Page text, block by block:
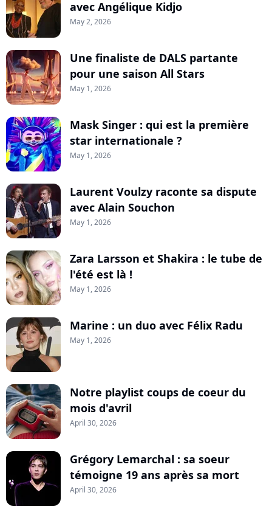
avec Angélique Kidjo
May 2, 2026
Une finaliste de DALS partante
pour une saison All Stars
May 1, 2026
Mask Singer : qui est la première
star internationale ?
May 1, 2026
Laurent Voulzy raconte sa dispute
avec Alain Souchon
May 1, 2026
Zara Larsson et Shakira : le tube de
l'été est là !
May 1, 2026
Marine : un duo avec Félix Radu
May 1, 2026
Notre playlist coups de coeur du
mois d'avril
April 30, 2026
Grégory Lemarchal : sa soeur
témoigne 19 ans après sa mort
April 30, 2026